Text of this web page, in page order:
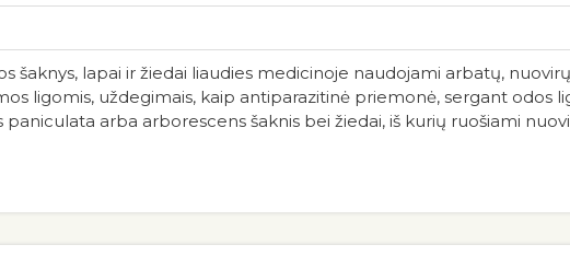
šaknys, lapai ir žiedai liaudies medicinoje naudojami arbatų,
ligomis, uždegimais, kaip antiparazitinė priemonė, sergant odos
arba arborescens šaknis bei žiedai, iš kurių ruošiami